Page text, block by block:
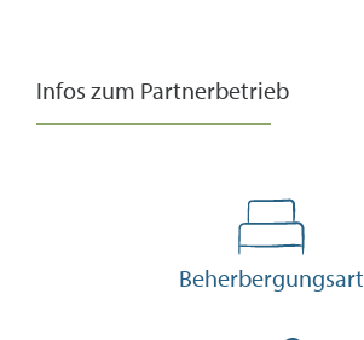
Infos zum Partnerbetrieb
Beherbergungsart